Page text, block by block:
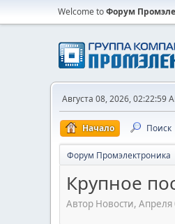
Welcome toФорум
Августа 08, 2026, 02:22:59
Начало Поиск
Форум Промэлектроника
Крупное
Автор Новости,